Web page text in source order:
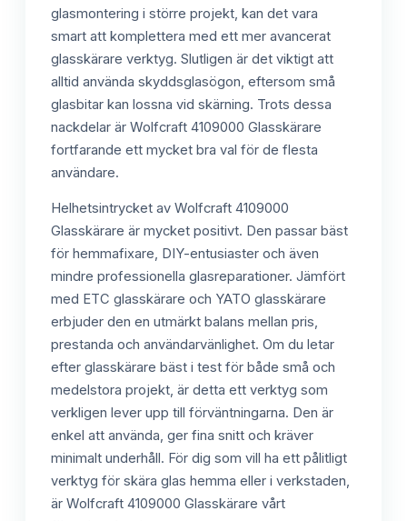
glasmontering i större projekt, kan det vara
smart att komplettera med ett mer avancerat
glasskärare verktyg. Slutligen är det viktigt att
alltid använda skyddsglasögon, eftersom små
glasbitar kan lossna vid skärning. Trots dessa
nackdelar är Wolfcraft 4109000 Glasskärare
fortfarande ett mycket bra val för de flesta
användare.
Helhetsintrycket av Wolfcraft 4109000
Glasskärare är mycket positivt. Den passar bäst
för hemmafixare, DIY-entusiaster och även
mindre professionella glasreparationer. Jämfört
med ETC glasskärare och YATO glasskärare
erbjuder den en utmärkt balans mellan pris,
prestanda och användarvänlighet. Om du letar
efter glasskärare bäst i test för både små och
medelstora projekt, är detta ett verktyg som
verkligen lever upp till förväntningarna. Den är
enkel att använda, ger fina snitt och kräver
minimalt underhåll. För dig som vill ha ett pålitligt
verktyg för skära glas hemma eller i verkstaden,
är Wolfcraft 4109000 Glasskärare vårt